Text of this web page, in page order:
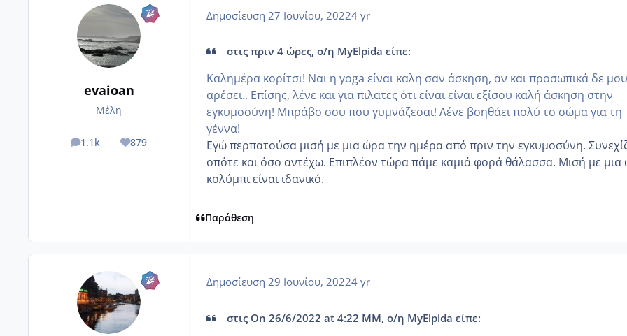
evaioan
Μέλη
1.1k
posts 879
Reputation
Δημοσίευση 27 Ιουνίου, 20224 yr
στις πριν 4 ώρες, ο/η MyElpida είπε:
Καλημέρα κορίτσι! Ναι η yoga είναι καλη σαν άσκηση, αν και προσωπικά δε μου
αρέσει.. Επίσης, λένε και για πιλατες ότι είναι είναι εξίσου καλή άσκηση στην
εγκυμοσύνη! Μπράβο σου που γυμνάζεσαι! Λένε βοηθάει πολύ το σώμα για τη
γέννα!
Εγώ περπατούσα μισή με μια ώρα την ημέρα από πριν την εγκυμοσύνη.
οπότε και όσο αντέχω. Επιπλέον τώρα πάμε καμιά φορά θάλασσα. Μισή με
κολύμπι είναι ιδανικό.
Παράθεση
Δημοσίευση 29 Ιουνίου, 20224 yr
στις On 26/6/2022 at 4:22 ΜΜ, ο/η MyElpida είπε: